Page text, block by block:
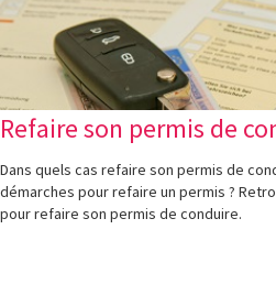
Refaire son permis de
Dans quels cas refaire son permis de
démarches pour refaire un permis ?
pour refaire son permis de conduire.